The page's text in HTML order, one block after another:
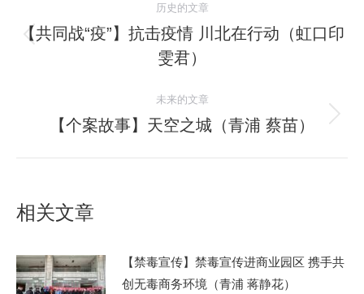
章
历史的文章
历
史
章：
【共同战“疫”】抗击疫情 川北在行动（虹口印
雯君）
未来的文章
未
【个案故事】天空之城（青浦 蔡苗）
相关文章
【禁毒宣传】禁毒宣传进商业园区 携手共
创无毒商务环境（青浦 蒋静花）